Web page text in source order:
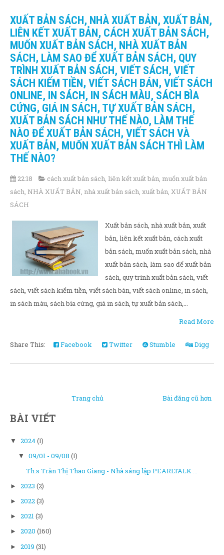
XUẤT BẢN SÁCH, NHÀ XUẤT BẢN, XUẤT BẢN,
LIÊN KẾT XUẤT BẢN, CÁCH XUẤT BẢN SÁCH,
MUỐN XUẤT BẢN SÁCH, NHÀ XUẤT BẢN
SÁCH, LÀM SAO ĐỂ XUẤT BẢN SÁCH, QUY
TRÌNH XUẤT BẢN SÁCH, VIẾT SÁCH, VIẾT
SÁCH KIẾM TIỀN, VIẾT SÁCH BÁN, VIẾT SÁCH
ONLINE, IN SÁCH, IN SÁCH MÀU, SÁCH BÌA
CỨNG, GIÁ IN SÁCH, TỰ XUẤT BẢN SÁCH,
XUẤT BẢN SÁCH NHƯ THẾ NÀO, LÀM THẾ
NÀO ĐỂ XUẤT BẢN SÁCH, VIẾT SÁCH VÀ
XUẤT BẢN, MUỐN XUẤT BẢN SÁCH THÌ LÀM
THẾ NÀO?
22:18 cách xuất bản sách liên kết xuất bản muốn xuất bản
sách NHÀ XUẤT BẢN nhà xuất bản sách xuất bản XUẤT BẢN
SÁCH
Xuất bản sách, nhà xuất bản, xuất
bản, liên kết xuất bản, cách xuất
bản sách, muốn xuất bản sách, nhà
xuất bản sách, làm sao để xuất bản
sách, quy trình xuất bản sách, viết
sách, viết sách kiếm tiền, viết sách bán, viết sách online, in sách,
in sách màu, sách bìa cứng, giá in sách, tự xuất bản sách,...
Read More
Share This: Facebook Twitter Stumble Digg
Bài đăng cũ hơn
Trang chủ
BÀI VIẾT
▼ 2024(1)
▼ 09/01 - 09/08 (1)
Th.s Trần Thị Thao Giang - Nhà sáng lập PEARLTALK ...
► 2023 (2)
► 2022(3)
► 2021(3)
► 2020 (160)
► 2019 (31)